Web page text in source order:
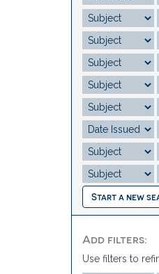
Start a new
Add filters:
Use filters to